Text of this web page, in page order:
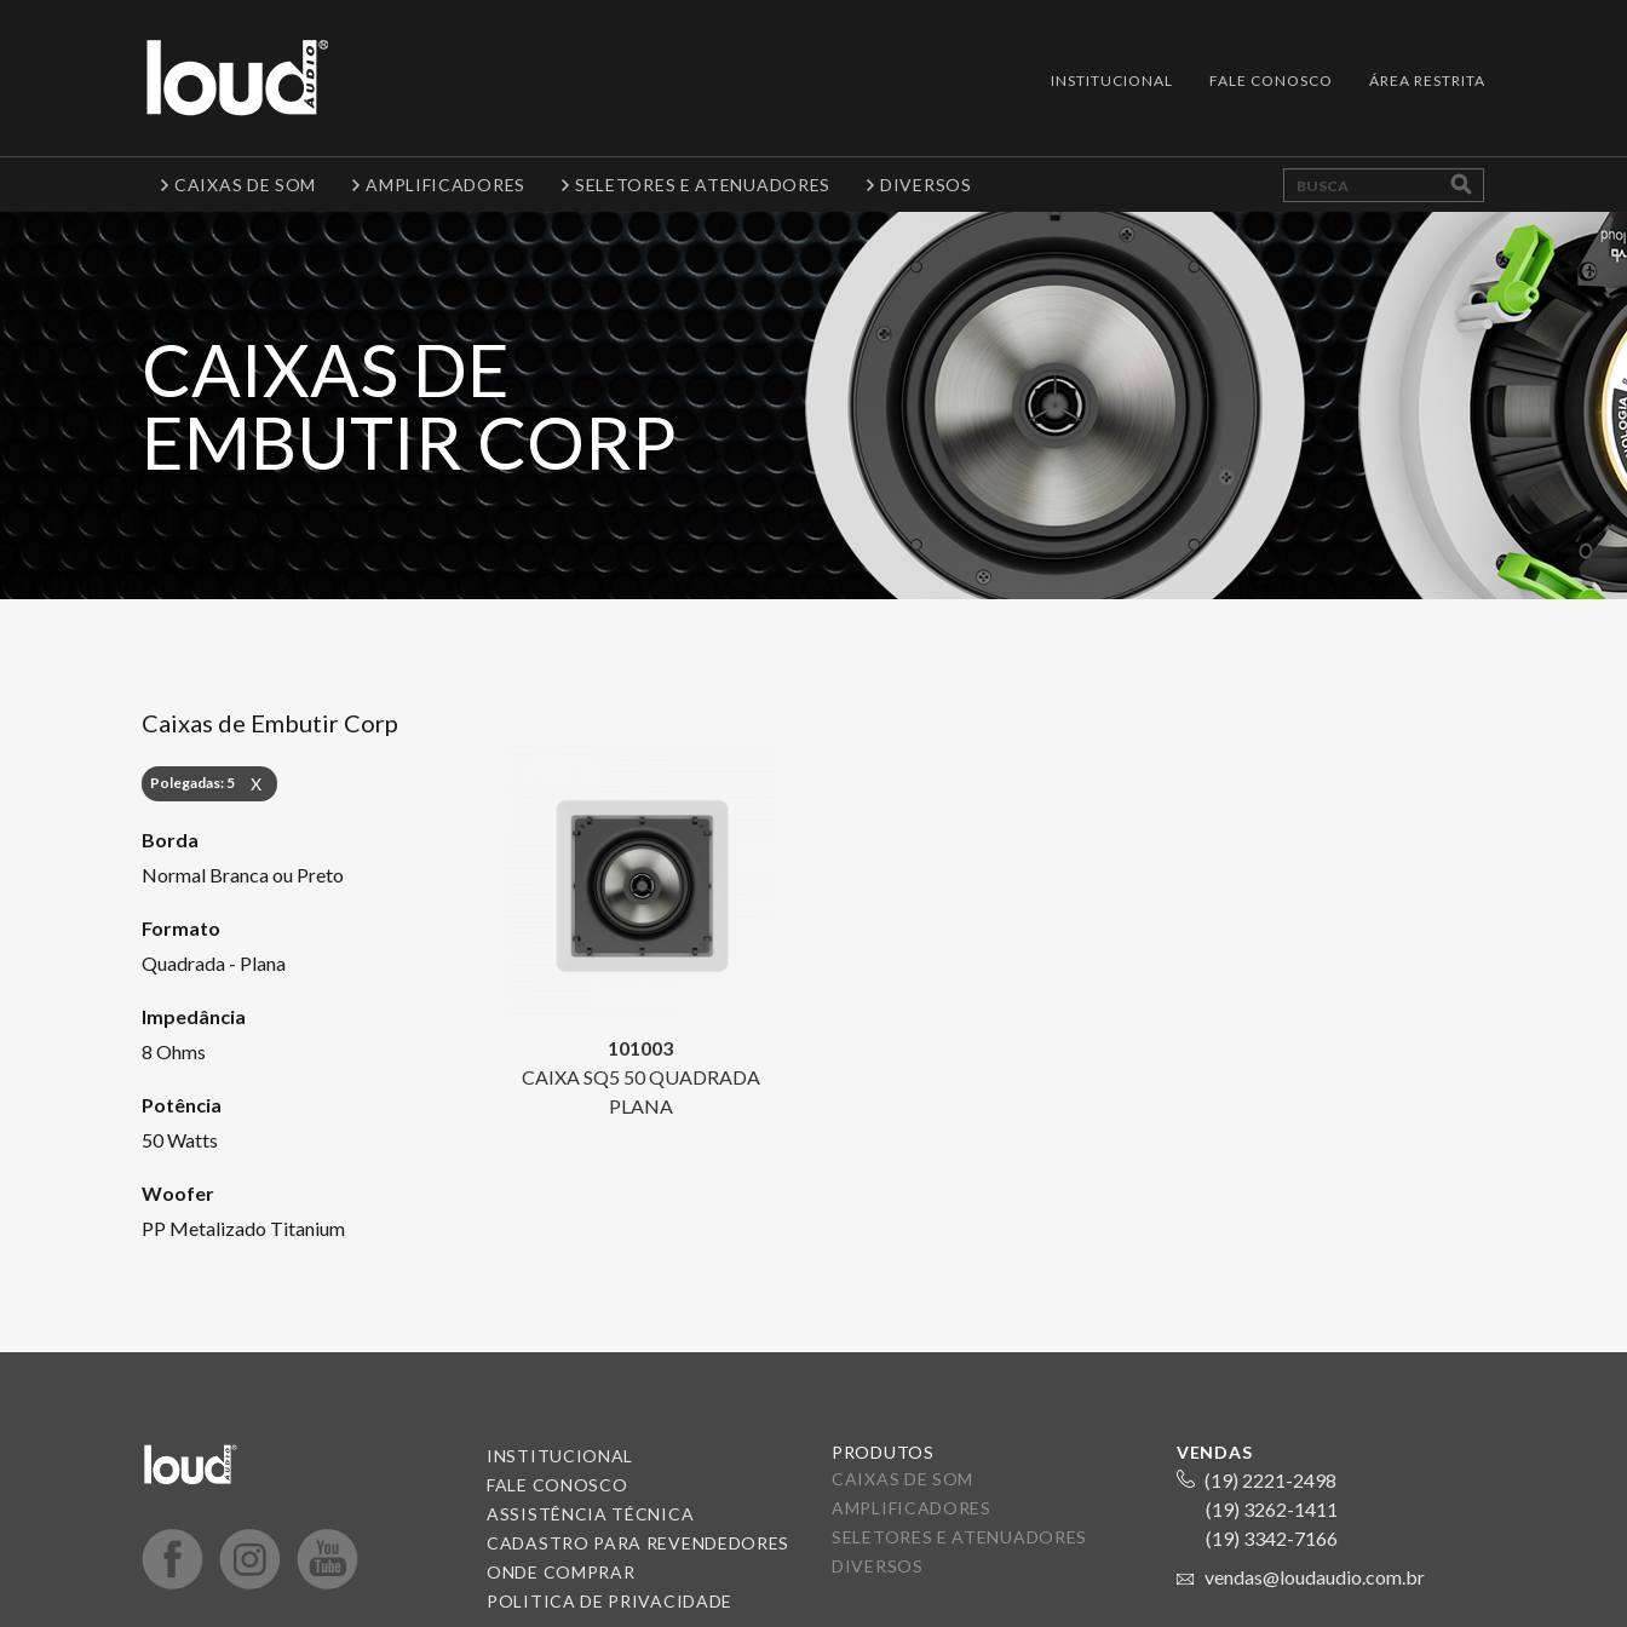
INSTITUCIONAL FALE CONOSCO ÁREA RESTRITA
CAIXAS DE SOM AMPLIFICADORES SELETORES E ATENUADORES DIVERSOS
CAIXAS DE
EMBUTIR CORP
Caixas de Embutir Corp
Polegadas: 5 X
Borda
Normal Branca ou Preto
Formato
Quadrada - Plana
Impedância
8 Ohms
Potência
50 Watts
Woofer
PP Metalizado Titanium
101003
CAIXA SQ5 50 QUADRADA
PLANA
INSTITUCIONAL
FALE CONOSCO
ASSISTÊNCIA TÉCNICA
CADASTRO PARA REVENDEDORES
ONDE COMPRAR
POLITICA DE PRIVACIDADE
PRODUTOS
CAIXAS DE SOM
AMPLIFICADORES
SELETORES E ATENUADORES
DIVERSOS
VENDAS
(19) 2221-2498
(19) 3262-1411
(19) 3342-7166
vendas@loudaudio.com.br